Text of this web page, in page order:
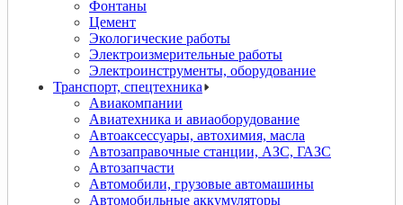
Фонтаны
Цемент
Экологические работы
Электроизмерительные работы
Электроинструменты, оборудование
Транспорт, спецтехника
Авиакомпании
Авиатехника и авиаоборудование
Автоаксессуары, автохимия, масла
Автозаправочные станции, АЗС, ГАЗС
Автозапчасти
Автомобили, грузовые автомашины
Автомобильные аккумуляторы